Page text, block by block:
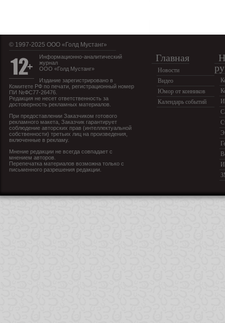
© 1997-2025 OOO «Голд Мустанг»
Информационно-аналитический
журнал
ООО «Голд Мустанг»
Издание зарегистрировано в
Комитете РФ по печати, регистрационный номер
ПИ №ФС77-26476.
Редакция не несет ответственность за
достоверность рекламных материалов.
При предоставлении Заказчиком готового
рекламного макета, Заказчик гарантирует
соблюдение авторских прав (интеллектуальной
собственности) третьих лиц на произведения,
включенные в рекламу.
Мнение редакции не всегда совпадает с
мнением авторов.
Перепечатка материалов возможна только с
письменного разрешения редакции.
Главная
Новости
Видео
Юмор от конников
Календарь событий